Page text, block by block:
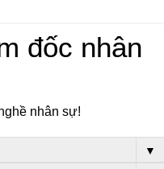
đốc nhân
nhân sự!
▼